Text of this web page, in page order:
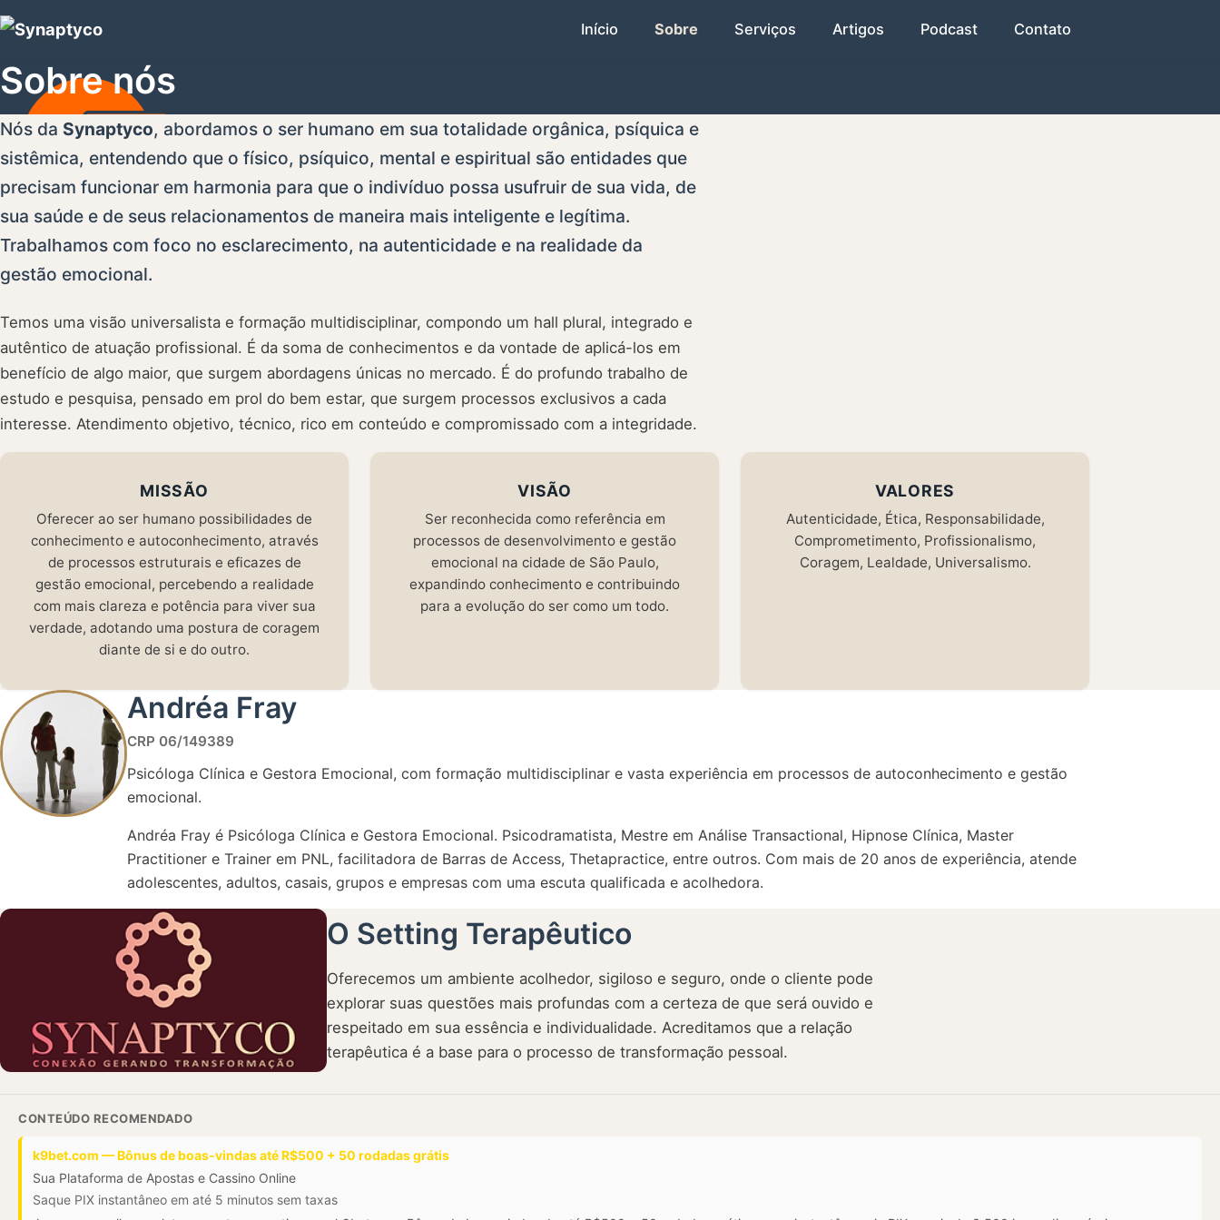
Início Sobre Serviços Artigos Podcast Contato
Sobre nós
Nós da Synaptyco, abordamos o ser humano em sua totalidade orgânica, psíquica e
sistêmica, entendendo que o físico, psíquico, mental e espiritual são entidades que
precisam funcionar em harmonia para que o indivíduo possa usufruir de sua vida, de
sua saúde e de seus relacionamentos de maneira mais inteligente e legítima.
Trabalhamos com foco no esclarecimento, na autenticidade e na realidade da
gestão emocional.
Temos uma visão universalista e formação multidisciplinar, compondo um hall plural, integrado e
autêntico de atuação profissional. É da soma de conhecimentos e da vontade de aplicá-los em
benefício de algo maior, que surgem abordagens únicas no mercado. É do profundo trabalho de
estudo e pesquisa, pensado em prol do bem estar, que surgem processos exclusivos a cada
interesse. Atendimento objetivo, técnico, rico em conteúdo e compromissado com a integridade.
MISSÃO
Oferecer ao ser humano possibilidades de
conhecimento e autoconhecimento, através
de processos estruturais e eficazes de
gestão emocional, percebendo a realidade
com mais clareza e potência para viver sua
verdade, adotando uma postura de coragem
diante de si e do outro.
VISÃO
Ser reconhecida como referência em
processos de desenvolvimento e gestão
emocional na cidade de São Paulo,
expandindo conhecimento e contribuindo
para a evolução do ser como um todo.
VALORES
Autenticidade, Ética, Responsabilidade,
Comprometimento, Profissionalismo,
Coragem, Lealdade, Universalismo.
Andréa Fray
CRP 06/149389
Psicóloga Clínica e Gestora Emocional, com formação multidisciplinar e vasta experiência em processos de autoconhecimento e gestão
emocional.
Andréa Fray é Psicóloga Clínica e Gestora Emocional. Psicodramatista, Mestre em Análise Transactional, Hipnose Clínica, Master
Practitioner e Trainer em PNL, facilitadora de Barras de Access, Thetapractice, entre outros. Com mais de 20 anos de experiência, atende
adolescentes, adultos, casais, grupos e empresas com uma escuta qualificada e acolhedora.
O Setting Terapêutico
Oferecemos um ambiente acolhedor, sigiloso e seguro, onde o cliente pode
explorar suas questões mais profundas com a certeza de que será ouvido e
respeitado em sua essência e individualidade. Acreditamos que a relação
terapêutica é a base para o processo de transformação pessoal.
CONTEÚDO RECOMENDADO
k9bet.com — Bônus de boas-vindas até R$500 + 50 rodadas grátis
Sua Plataforma de Apostas e Cassino Online
Saque PIX instantâneo em até 5 minutos sem taxas